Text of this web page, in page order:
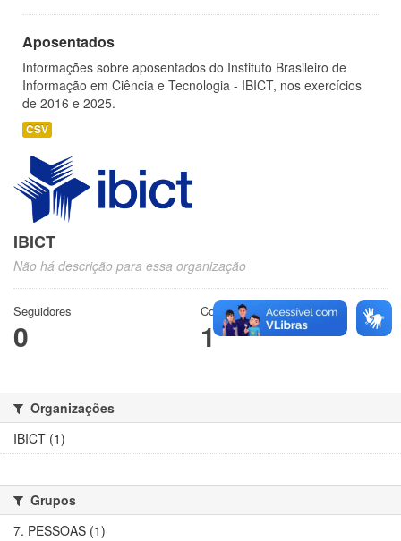
Aposentados
Informações sobre aposentados do Instituto Brasileiro de
Informação em Ciência e Tecnologia - IBICT, nos exercícios
de 2016 e 2025.
CSV
IBICT
Não há descrição para essa organização
Seguidores
0
Conjuntos de dados
1
Organizações
IBICT (1)
Grupos
7. PESSOAS (1)